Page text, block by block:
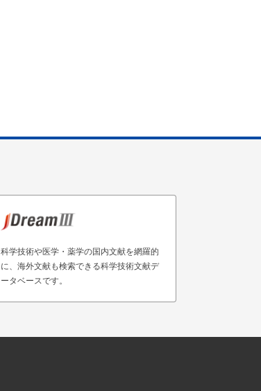
科学技術や医学・薬学の国内文献を網羅的
に、海外文献も検索できる科学技術文献デ
ータベースです。